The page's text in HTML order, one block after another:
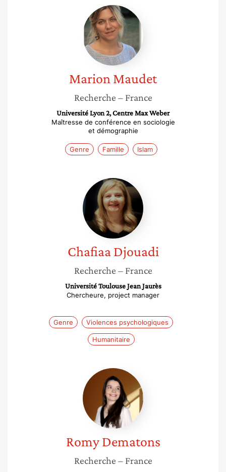
Marion
Maudet
Marion Maudet
Recherche – France
Université Lyon 2, Centre Max Weber
Maîtresse de conférence en sociologie
et démographie
Genre Famille Islam
Chafiaa
Djouadi
Chafiaa Djouadi
Recherche – France
Université Toulouse Jean Jaurès
Chercheure, project manager
Genre Violences psychologiques
Humanitaire
Romy
Dematons
Romy Dematons
Recherche – France